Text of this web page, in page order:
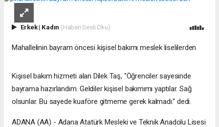
Erkek| Kadın (Haberi Sesli Oku)
Mahallelinin bayram öncesi kişisel bakımı meslek liselilerden
Kişisel bakım hizmeti alan Dilek Taş, "Öğrenciler sayesinde
bayrama hazırlandım. Geldiler kişisel bakımımı yaptılar. Sağ
olsunlar. Bu sayede kuaföre gitmeme gerek kalmadı." dedi.
ADANA (AA) - Adana Atatürk Mesleki ve Teknik Anadolu Lisesi